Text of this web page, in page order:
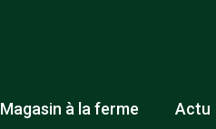
Magasin à la ferme Actu